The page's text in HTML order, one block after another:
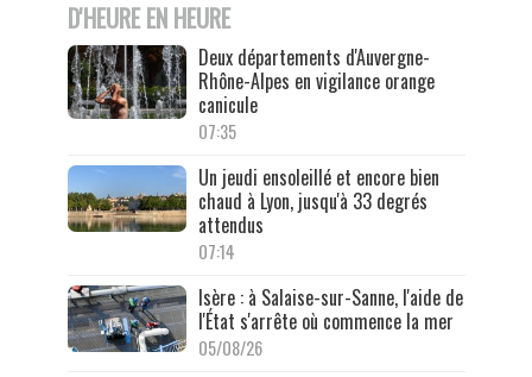
D'HEURE EN HEURE
Deux départements d'Auvergne-
Rhône-Alpes en vigilance orange
canicule
07:35
Un jeudi ensoleillé et encore bien
chaud à Lyon, jusqu'à 33 degrés
attendus
07:14
Isère : à Salaise-sur-Sanne, l'aide de
l'État s'arrête où commence la mer
05/08/26